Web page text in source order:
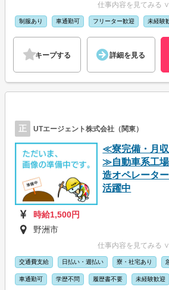
仕事内容を見てみる ∨
制服あり 車通勤可 フリーター歓迎 未経験
キープする 詳細を見る
正 UTエージェント株式会社（関東）
≪寮完備・月
≫自動車系工
造オペレータ
活躍中
時給1,500円
野洲市
仕事内容を見てみる ∨
交通費支給 日払い・週払い 寮・社宅あり
車通勤可 学歴不問 履歴書不要 未経験歓迎